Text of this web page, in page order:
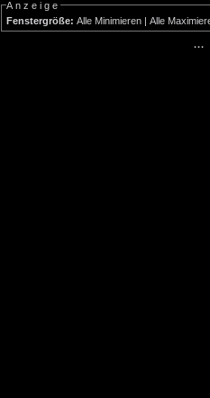
Anzeige
Fenstergröße: Alle Minimieren |Alle
···